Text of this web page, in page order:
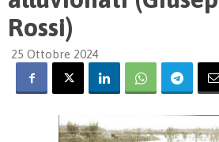
Rossi)
25 Ottobre 2024